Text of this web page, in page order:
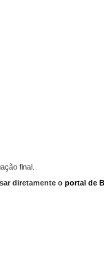
final.
diretamente o portal de